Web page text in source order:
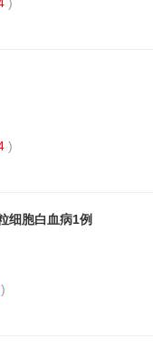
)
细胞白血病1例
)